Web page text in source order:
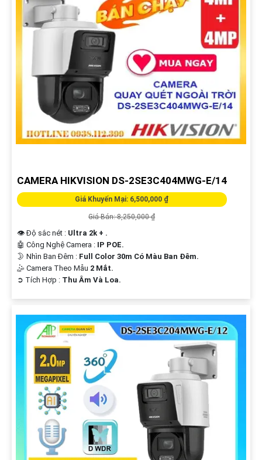
Dịch vụ chuyên nghiệp: Đội ngũ kỹ thuật viên giàu kinh nghiệm, nhiệt tình
và chuyên nghiệp sẽ tự tin việc lắp đặt Camera diễn ra nhanh chóng và hiệu
Hãy để chúng tôi bảo vệ không gian quý giá của bạn một cách an toàn và
Liên hệ ngay với chúng tôi để được tư vấn và báo giá chi tiết:
Địa chỉ: [Điền địa chỉ công ty của bạn]Số điện thoại: [Điền số điện thoại liên
Hãy đầu tư vào an ninh cho gia đình và doanh nghiệp của bạn ngay hôm
nay với Camera Hikvision - sự lựa chọn hoàn hảo của bạn!
Cảm ơn bạn đã tin tưởng và chọn lựa dịch vụ của chúng tôi!
Hi vọng bạn sẽ tìm thấy mẫu văn bản này phát huy được nhiều tính năng.
CAMERA HIKVISION DS-2SE3C404MWG-E/14
Giá Khuyến Mại: 6,500,000 ₫
Giá Bán: 8,250,000 ₫
👁 Độ sắc nét : Ultra 2k + .
🤖️ Công Nghệ Camera : IP POE.
🌛 Nhìn Ban Đêm : Full Color 30m Có Màu Ban Ðêm.
🤹 Camera Theo Mẫu 2 Mắt.
️➲ Tích Hợp : Thu Âm Và Loa.